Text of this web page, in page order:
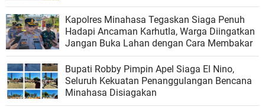
Kapolres Minahasa Tegaskan Siaga Penuh
Hadapi Ancaman Karhutla, Warga Diingatkan
Jangan Buka Lahan dengan Cara Membakar
Bupati Robby Pimpin Apel Siaga El Nino,
Seluruh Kekuatan Penanggulangan Bencana
Minahasa Disiagakan